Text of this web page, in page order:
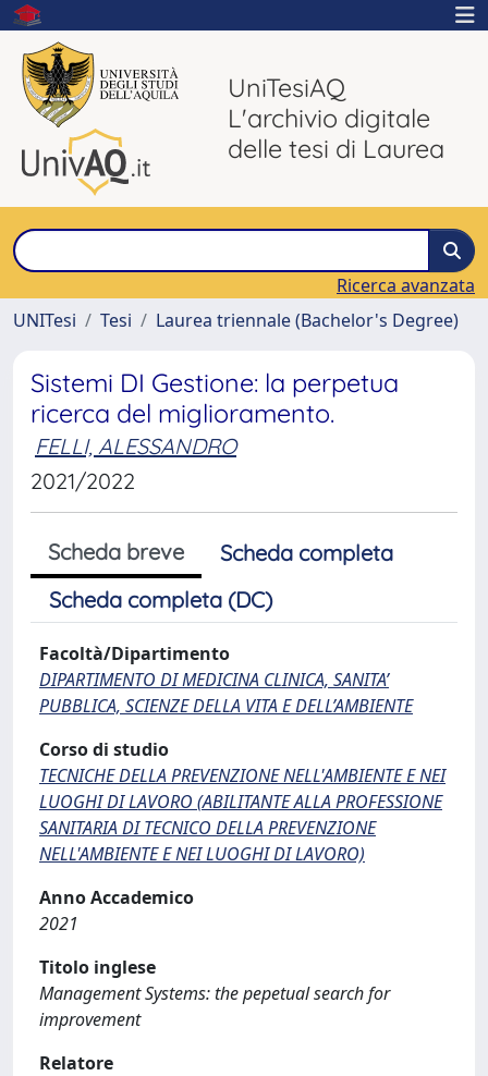
UniTesiAQ
L'archivio digitale
delle tesi di Laurea
Ricerca avanzata
UNITesi
Tesi Laurea triennale (Bachelor's Degree)
Sistemi DI Gestione: la perpetua
ricerca del miglioramento.
FELLI, ALESSANDRO
2021/2022
Scheda breve
Scheda completa
Scheda completa (DC)
Facoltà/Dipartimento
DIPARTIMENTO DI MEDICINA CLINICA, SANITA’
PUBBLICA, SCIENZE DELLA VITA E DELL’AMBIENTE
Corso di studio
TECNICHE DELLA PREVENZIONE NELL'AMBIENTE E NEI
LUOGHI DI LAVORO (ABILITANTE ALLA PROFESSIONE
SANITARIA DI TECNICO DELLA PREVENZIONE
NELL'AMBIENTE E NEI LUOGHI DI LAVORO)
Anno Accademico
2021
Titolo inglese
Management Systems: the pepetual search for
improvement
Relatore